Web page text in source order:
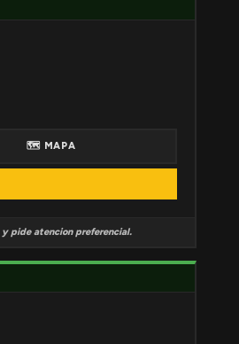
🗺 MAPA
y pide atencion preferencial.